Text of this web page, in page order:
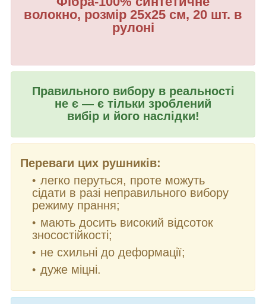
волокно, розмір 25х25 см, 20 шт. в
рулоні
Правильного вибору в реальності
не є — є тільки зроблений
вибір и його наслідки!
Переваги цих рушників:
легко перуться, проте можуть
сідати в разі неправильного вибору
режиму прання;
мають досить високий відсоток
зносостійкості;
не схильні до деформації;
дуже міцні.